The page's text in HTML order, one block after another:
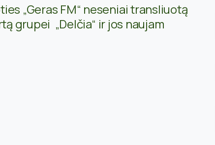
„Geras FM“ neseniai transliuotą
grupei „Delčia“ ir jos naujam